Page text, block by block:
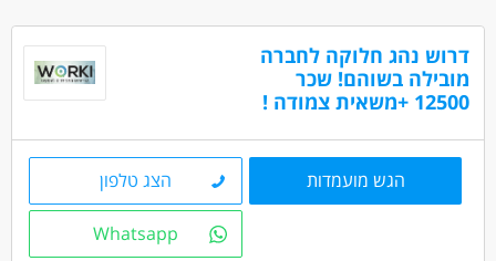
מחסנים ולוגיסטיקה - מחסנאות ואחסון
נהגים, רכב ותחבורה - מלגזה
מאפייני משרה
משרה מלאה
עבודה לפי שעות
דרוש נהג חלוקה לחברה
מובילה בשוהם! שכר
12500 +משאית צמודה !
הגש מועמדות הצג טלפון
Whatsapp